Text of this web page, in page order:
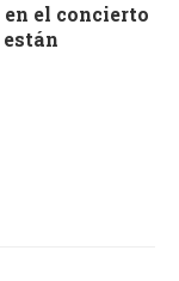
el concierto